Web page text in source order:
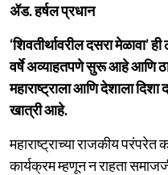
ॲड. हर्षल प्रधान
‘शिवतीर्थावरील दसरा मेळावा’
वर्षे अव्याहतपणे सुरू आहे आणि
महाराष्ट्राला आणि देशाला दिशा
खात्री आहे.
महाराष्ट्राच्या राजकीय परंपरेत
कार्यक्रम म्हणून न राहता